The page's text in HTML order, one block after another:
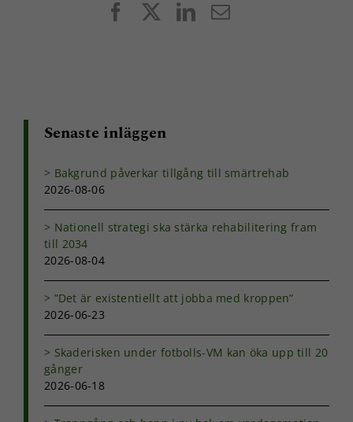
FacebookLinkedIn
E-
Senaste inläggen
Bakgrund påverkar tillgång till smärtrehab
2026-08-06
Nationell strategi ska stärka rehabilitering fram
till 2034
2026-08-04
”Det är existentiellt att jobba med kroppen”
2026-06-23
Skaderisken under fotbolls-VM kan öka upp till 20
gånger
2026-06-18